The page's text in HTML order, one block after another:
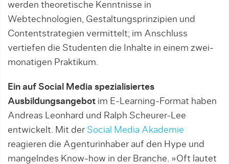
werden theoretische Kenntnisse in
Webtechnologien, Gestaltungs­prinzipien und
Contentstrategien vermittelt; im Anschluss
vertiefen die Studen­ten die Inhalte in einem zwei-
monatigen Praktikum.
Ein auf Social Media spezialisiertes
Ausbildungsangebot im E-Learning-Format haben
Andreas Leonhard und Ralph Scheurer-Lee
entwickelt. Mit der Social Media Akademie
reagieren die Agenturinhaber auf den Hype und
man­gelndes Know-how in der Branche. »Oft lautet